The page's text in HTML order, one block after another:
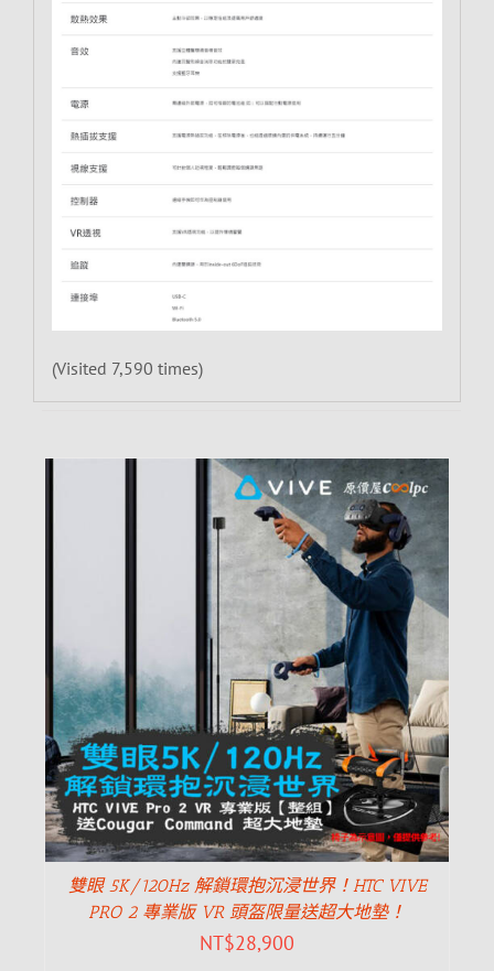
(Visited 7,590 times)
雙眼 5K/120Hz 解鎖環抱沉浸世界！HTC VIVE
PRO 2 專業版 VR 頭盔限量送超大地墊！
NT$28,900